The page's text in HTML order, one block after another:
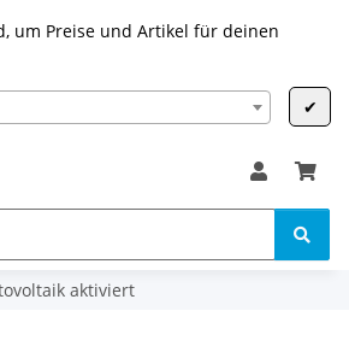
um Preise und Artikel für deinen
✔
(§ 12 Abs. 3 UStG)
aktiviert